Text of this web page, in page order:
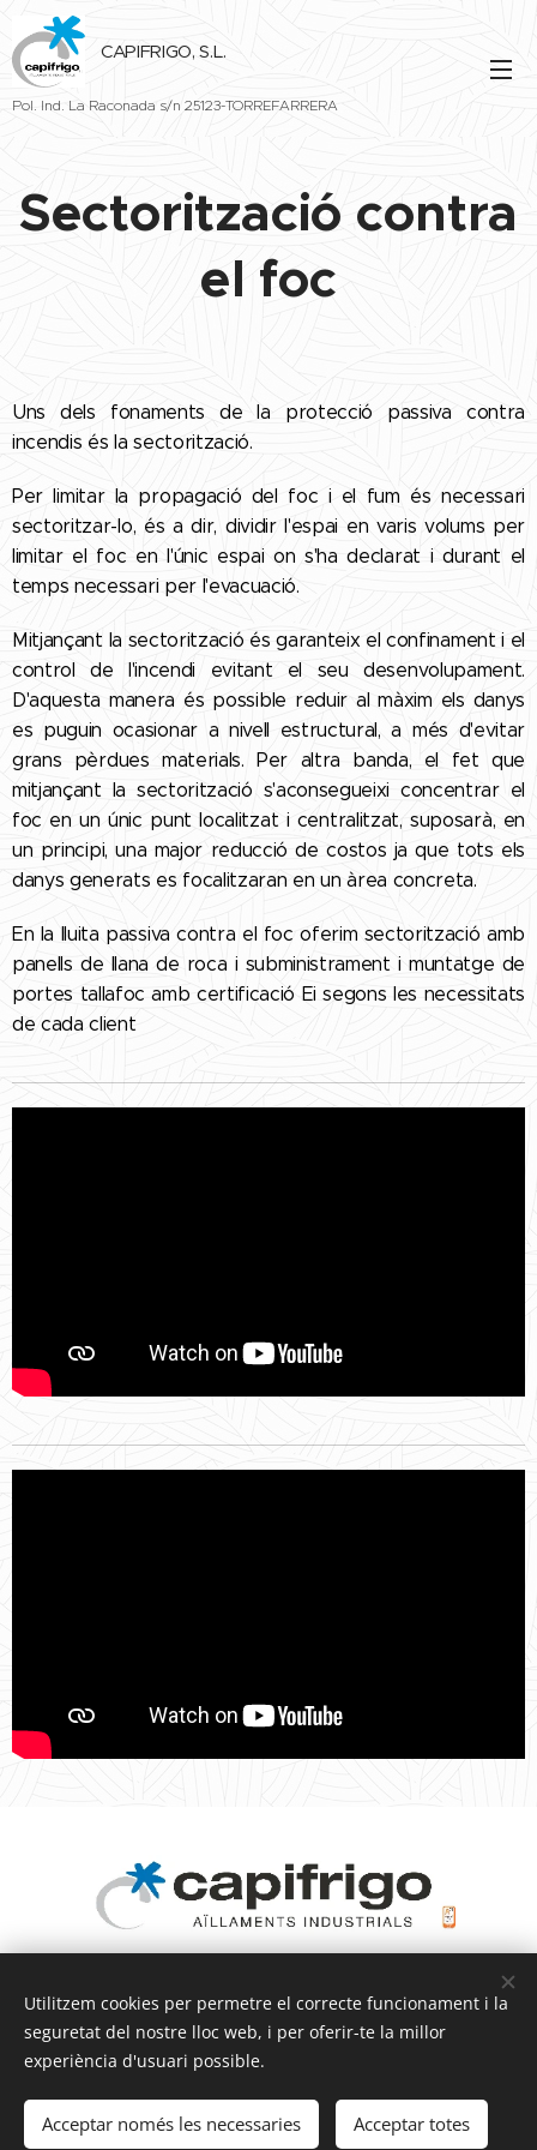
CAPIFRIGO, S.L.
Pol. Ind. La Raconada s/n 25123-TORREFARRERA
Sectorització contra
el foc
Uns dels fonaments de la protecció passiva contra
incendis és la sectorització.
Per limitar la propagació del foc i el fum és necessari
sectoritzar-lo, és a dir, dividir l'espai en varis volums per
limitar el foc en l'únic espai on s'ha declarat i durant el
temps necessari per l'evacuació.
Mitjançant la sectorització és garanteix el confinament i el
control de l'incendi evitant el seu desenvolupament.
D'aquesta manera és possible reduir al màxim els danys
es puguin ocasionar a nivell estructural, a més d'evitar
grans pèrdues materials. Per altra banda, el fet que
mitjançant la sectorització s'aconsegueixi concentrar el
foc en un únic punt localitzat i centralitzat, suposarà, en
un principi, una major reducció de costos ja que tots els
danys generats es focalitzaran en un àrea concreta.
En la lluita passiva contra el foc oferim sectorització amb
panells de llana de roca i subministrament i muntatge de
portes tallafoc amb certificació Ei segons les necessitats
de cada client
Telèfon: (+34) 973 228 848
capifrigo@capifrigo.com
Català
Utilitzem cookies per permetre el correcte funcionament i la
seguretat del nostre lloc web, i per oferir-te la millor
experiència d'usuari possible.
Acceptar només les necessaries Acceptar totes